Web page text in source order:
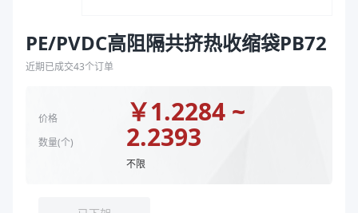
PE/PVDC高阻隔共挤热收缩袋PB72
近期已成交43个订单
价格
数量(个)
￥1.2284 ~
2.2393
不限